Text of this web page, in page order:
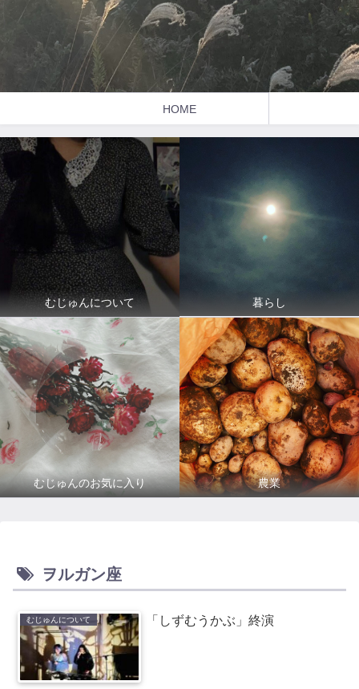
HOME
むじゅんについて 暮らし
むじゅんのお気に入り 農業
ヲルガン座
むじゅんについて 「しずむうかぶ」終演